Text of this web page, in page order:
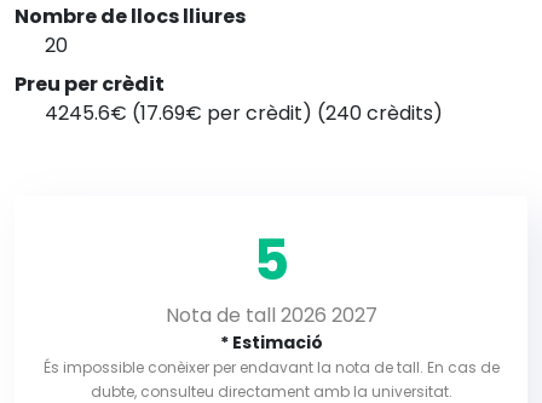
Nombre de llocs lliures
20
Preu per crèdit
4245.6€ (17.69€ per crèdit) (240 crèdits)
5
Nota de tall 2026 2027
* Estimació
És impossible conèixer per endavant la nota de tall. En cas de
dubte, consulteu directament amb la universitat.